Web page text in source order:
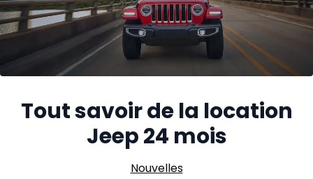
Tout savoir de la location
Jeep 24 mois
Nouvelles